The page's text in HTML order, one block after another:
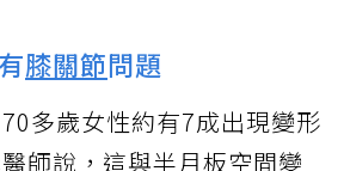
膝關節問題
多歲女性約有7成出現變形
師說，這與半月板空間變